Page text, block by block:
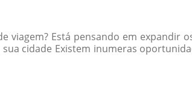
viagem? Está pensando em expandir
cidade Existem inumeras